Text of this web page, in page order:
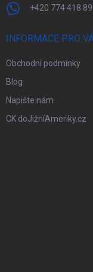
+420 774 418
INFORMACE PRO
Obchodní podmínky
Blog
Napište nám
CK doJižníAmeriky.cz